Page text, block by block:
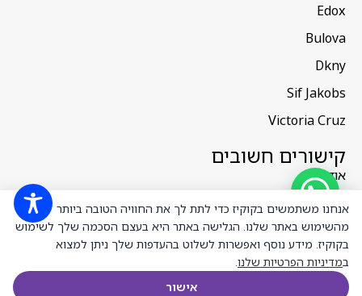
Edox
Bulova
Dkny
Sif Jakobs
Victoria Cruz
קישורים חשובים
אודות
צור קשר
בלוג
תקנון אתר
אנחנו משתמשים בקוקיז כדי לתת לך את החוויה הטובה ביותר
מהשימוש באתר שלנו. הגלישה באתר היא בעצם הסכמה שלך לשימוש
בקוקיז. מידע נוסף ואפשרות לשלוט בהעדפות שלך ניתן למצוא
במדיניות הפרטיות שלנו.
אישור